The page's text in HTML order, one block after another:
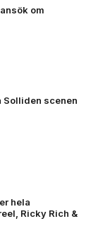
om
Solliden scenen
hela
Ricky Rich &